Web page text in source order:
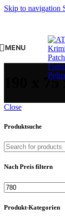
Skip to navigation
MENU
190 x 75
Close
Produktsuche
Nach Preis filtern
Min.
Preis
Produkt-Kategorien